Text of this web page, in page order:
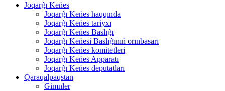
Joqarǵı Keńes
Joqarǵı Keńes haqqında
Joqarǵı Keńes tariyxı
Joqarǵı Keńes Baslıǵı
Joqarǵı Keńesi Baslıǵınıń orınbasarı
Joqarǵı Keńes komitetleri
Joqarǵı Keńes Apparatı
Joqarǵı Keńes deputatları
Qaraqalpaqstan
Gimnler